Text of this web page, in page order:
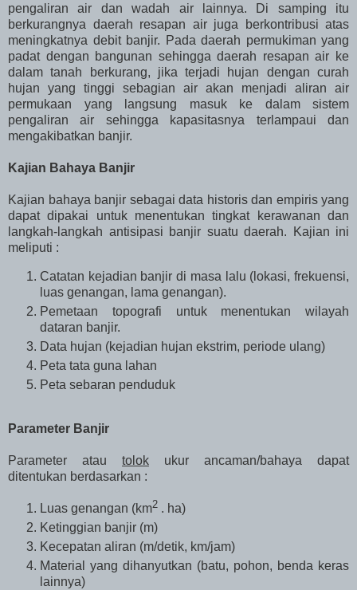
pengaliran air dan wadah air lainnya. Di samping itu
berkurangnya daerah resapan air juga berkontribusi atas
meningkatnya debit banjir. Pada daerah permukiman yang
padat dengan bangunan sehingga daerah resapan air ke
dalam tanah berkurang, jika terjadi hujan dengan curah
hujan yang tinggi sebagian air akan menjadi aliran air
permukaan yang langsung masuk ke dalam sistem
pengaliran air sehingga kapasitasnya terlampaui dan
mengakibatkan banjir.
Kajian Bahaya Banjir
Kajian bahaya banjir sebagai data historis dan empiris yang
dapat dipakai untuk menentukan tingkat kerawanan dan
langkah-langkah antisipasi banjir suatu daerah. Kajian ini
meliputi :
Catatan kejadian banjir di masa lalu (lokasi, frekuensi,
luas genangan, lama genangan).
Pemetaan topografi untuk menentukan wilayah
dataran banjir.
Data hujan (kejadian hujan ekstrim, periode ulang)
Peta tata guna lahan
Peta sebaran penduduk
Parameter Banjir
Parameter atau tolok ukur ancaman/bahaya dapat
ditentukan berdasarkan :
Luas genangan (km2 . ha)
Ketinggian banjir (m)
Kecepatan aliran (m/detik, km/jam)
Material yang dihanyutkan (batu, pohon, benda keras
lainnya)